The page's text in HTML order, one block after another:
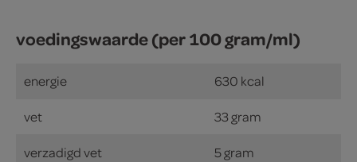
voedingswaarde (per 100 gram/ml)
energie 630 kcal
vet 33 gram
verzadigd vet 5 gram